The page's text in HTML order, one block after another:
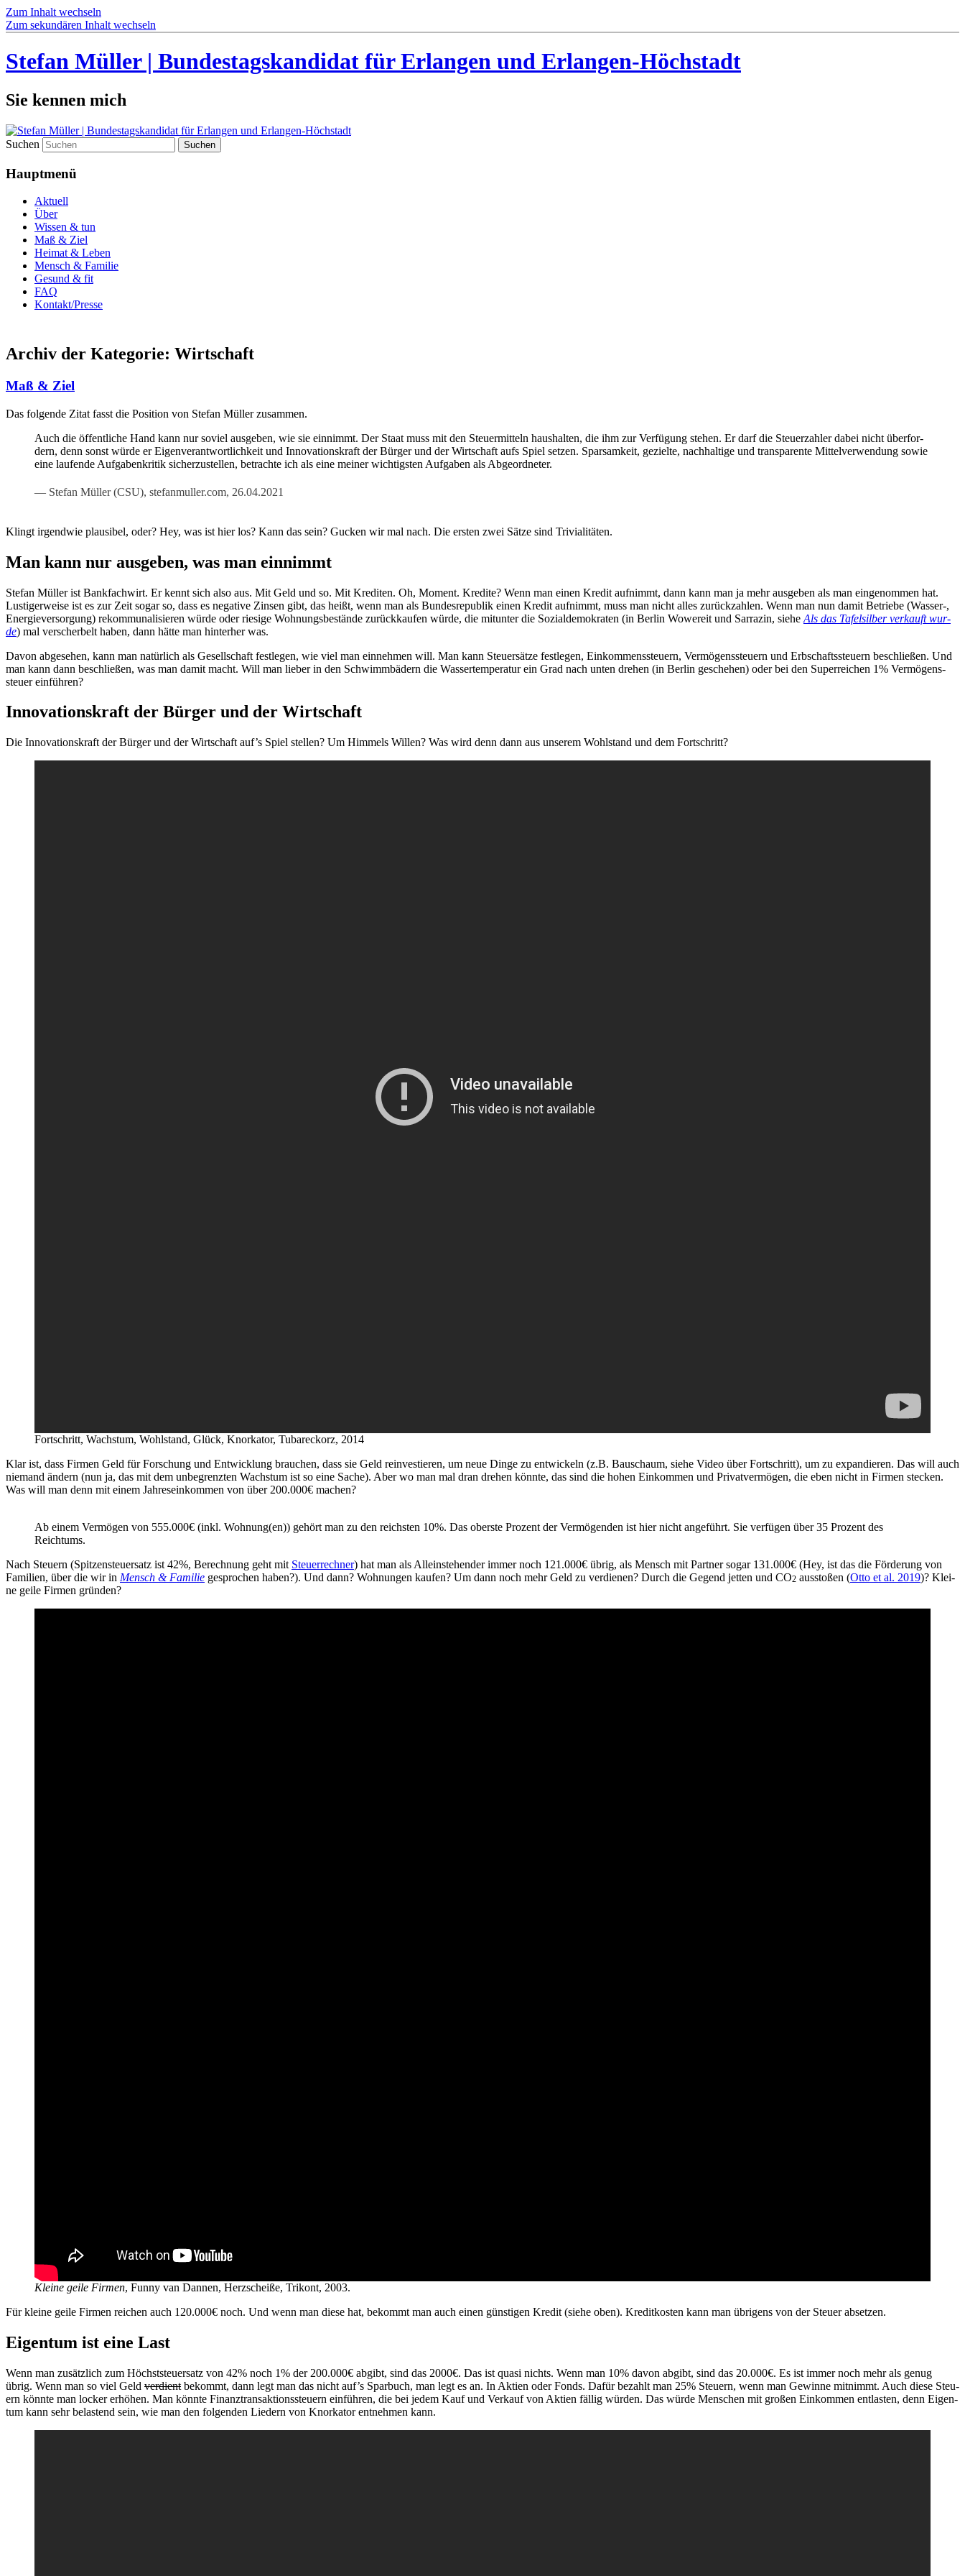
Zum Inhalt wechseln
Zum sekundären Inhalt wechseln
Stefan Müller | Bundestagskandidat für Erlangen und Erlangen-Höchstadt
Sie kennen mich
Suchen
Hauptmenü
Aktuell
Über
Wissen & tun
Maß & Ziel
Heimat & Leben
Mensch & Familie
Gesund & fit
FAQ
Kontakt/Presse
Archiv der Kategorie: Wirtschaft
Maß & Ziel
Das fol­gen­de Zitat fasst die Posi­ti­on von Ste­fan Mül­ler zusammen.
Auch die öffent­li­che Hand kann nur soviel aus­ge­ben, wie sie ein­nimmt. Der Staat muss mit den Steu­er­mit­teln haus­hal­ten, die ihm zur Ver­fü­gung ste­hen. Er darf die Steu­er­zah­ler dabei nicht über­for­
dern, denn sonst wür­de er Eigen­ver­ant­wort­lich­keit und Inno­va­ti­ons­kraft der Bür­ger und der Wirt­schaft aufs Spiel set­zen. Spar­sam­keit, geziel­te, nach­hal­ti­ge und trans­pa­ren­te Mit­tel­ver­wen­dung sowie
eine lau­fen­de Auf­ga­ben­kri­tik sicher­zu­stel­len, betrach­te ich als eine mei­ner wich­tigs­ten Auf­ga­ben als Abgeordneter.
Ste­fan Mül­ler (CSU), stefanmuller.com, 26.04.2021
Klingt irgend­wie plau­si­bel, oder? Hey, was ist hier los? Kann das sein? Gucken wir mal nach. Die ers­ten zwei Sät­ze sind Trivialitäten.
Man kann nur ausgeben, was man einnimmt
Ste­fan Mül­ler ist Bank­fach­wirt. Er kennt sich also aus. Mit Geld und so. Mit Kre­di­ten. Oh, Moment. Kre­di­te? Wenn man einen Kre­dit auf­nimmt, dann kann man ja mehr aus­ge­ben als man ein­ge­nom­men hat.
Lus­ti­ger­wei­se ist es zur Zeit sogar so, dass es nega­ti­ve Zin­sen gibt, das heißt, wenn man als Bun­des­re­pu­blik einen Kre­dit auf­nimmt, muss man nicht alles zurück­zah­len. Wenn man nun damit Betrie­be (Wasser‑,
Ener­gie­ver­sor­gung) rekom­mu­na­li­sie­ren wür­de oder rie­si­ge Woh­nungs­be­stän­de zurück­kau­fen wür­de, die mit­un­ter die Sozi­al­de­mo­kra­ten (in Ber­lin Wowe­reit und Sar­ra­zin, sie­he Als das Tafel­sil­ber ver­kauft wur­
de) mal ver­scher­belt haben, dann hät­te man hin­ter­her was.
Davon abge­se­hen, kann man natür­lich als Gesell­schaft fest­le­gen, wie viel man ein­neh­men will. Man kann Steu­er­sät­ze fest­le­gen, Ein­kom­mens­steu­ern, Ver­mö­gens­steu­ern und Erb­schafts­steu­ern beschlie­ßen. Und
man kann dann beschlie­ßen, was man damit macht. Will man lie­ber in den Schwimm­bä­dern die Was­ser­tem­pe­ra­tur ein Grad nach unten dre­hen (in Ber­lin gesche­hen) oder bei den Super­rei­chen 1% Ver­mö­gens­
steu­er einführen?
Innovationskraft der Bürger und der Wirtschaft
Die Inno­va­ti­ons­kraft der Bür­ger und der Wirt­schaft auf’s Spiel stel­len? Um Him­mels Wil­len? Was wird denn dann aus unse­rem Wohl­stand und dem Fortschritt?
Fort­schritt, Wachs­tum, Wohl­stand, Glück, Knor­ka­tor, Tuba­reck­orz, 2014
Klar ist, dass Fir­men Geld für For­schung und Ent­wick­lung brau­chen, dass sie Geld reinves­tie­ren, um neue Din­ge zu ent­wi­ckeln (z.B. Bau­schaum, sie­he Video über Fort­schritt), um zu expan­die­ren. Das will auch
nie­mand ändern (nun ja, das mit dem unbe­grenz­ten Wachs­tum ist so eine Sache). Aber wo man mal dran dre­hen könn­te, das sind die hohen Ein­kom­men und Pri­vat­ver­mö­gen, die eben nicht in Fir­men ste­cken.
Was will man denn mit einem Jah­res­ein­kom­men von über 200.000€ machen?
Ab einem Ver­mö­gen von 555.000€ (inkl. Wohnung(en)) gehört man zu den reichs­ten 10%. Das obers­te Pro­zent der Ver­mö­gen­den ist hier nicht ange­führt. Sie ver­fü­gen über 35 Pro­zent des
Reichtums.
Nach Steu­ern (Spit­zen­steu­er­satz ist 42%, Berech­nung geht mit Steu­er­rech­ner) hat man als Allein­ste­hen­der immer noch 121.000€ übrig, als Mensch mit Part­ner sogar 131.000€ (Hey, ist das die För­de­rung von
Fami­li­en, über die wir in Mensch & Fami­lie gespro­chen haben?). Und dann? Woh­nun­gen kau­fen? Um dann noch mehr Geld zu ver­die­nen? Durch die Gegend jet­ten und CO2 aus­sto­ßen (Otto et al. 2019)? Klei­
ne gei­le Fir­men gründen?
Klei­ne gei­le Fir­men, Fun­ny van Dan­nen, Herz­schei­ße, Tri­kont, 2003.
Für klei­ne gei­le Fir­men rei­chen auch 120.000€ noch. Und wenn man die­se hat, bekommt man auch einen güns­ti­gen Kre­dit (sie­he oben). Kre­dit­kos­ten kann man übri­gens von der Steu­er absetzen.
Eigentum ist eine Last
Wenn man zusätz­lich zum Höchst­steu­er­satz von 42% noch 1% der 200.000€ abgibt, sind das 2000€. Das ist qua­si nichts. Wenn man 10% davon abgibt, sind das 20.000€. Es ist immer noch mehr als genug
übrig. Wenn man so viel Geld ver­dient bekommt, dann legt man das nicht auf’s Spar­buch, man legt es an. In Akti­en oder Fonds. Dafür bezahlt man 25% Steu­ern, wenn man Gewin­ne mit­nimmt. Auch die­se Steu­
ern könn­te man locker erhö­hen. Man könn­te Finanz­trans­ak­ti­ons­steu­ern ein­füh­ren, die bei jedem Kauf und Ver­kauf von Akti­en fäl­lig wür­den. Das wür­de Men­schen mit gro­ßen Ein­kom­men ent­las­ten, denn Eigen­
tum kann sehr belas­tend sein, wie man den fol­gen­den Lie­dern von Knor­ka­tor ent­neh­men kann.